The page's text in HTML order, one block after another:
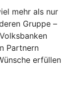
mehr als nur
Gruppe –
Partnern
erfüllen